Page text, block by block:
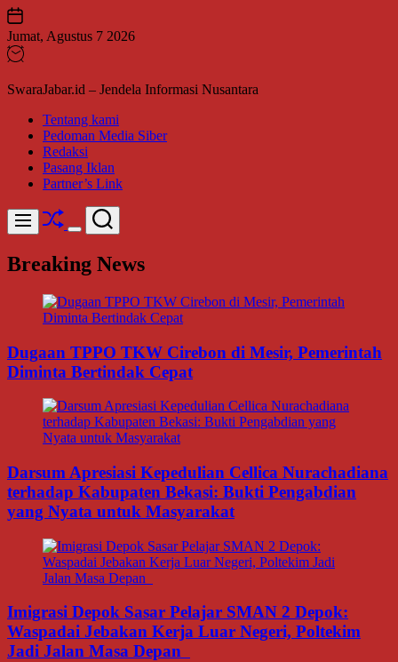
Skip
to
content
Jumat, Agustus 7 2026
SwaraJabar.id – Jendela Informasi Nusantara
Tentang kami
Pedoman Media Siber
Redaksi
Pasang Iklan
Partner’s Link
Menu Shuffle
Switch
mode
Search
Breaking News
Dugaan TPPO TKW Cirebon di Mesir, Pemerintah
Diminta Bertindak Cepat
Darsum Apresiasi Kepedulian Cellica Nurachadiana
terhadap Kabupaten Bekasi: Bukti Pengabdian
yang Nyata untuk Masyarakat
Imigrasi Depok Sasar Pelajar SMAN 2 Depok:
Waspadai Jebakan Kerja Luar Negeri, Poltekim
Jadi Jalan Masa Depan